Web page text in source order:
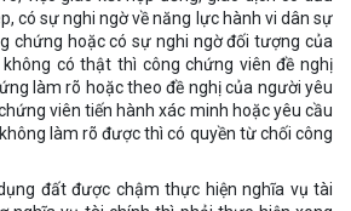
có sự nghi ngờ về năng lực hành vi dân sự
chứng hoặc có sự nghi ngờ đối tượng của
có thật thì công chứng viên đề nghị
làm rõ hoặc theo đề nghị của người yêu
viên tiến hành xác minh hoặc yêu cầu
làm rõ được thì có quyền từ chối công
đất được chậm thực hiện nghĩa vụ tài